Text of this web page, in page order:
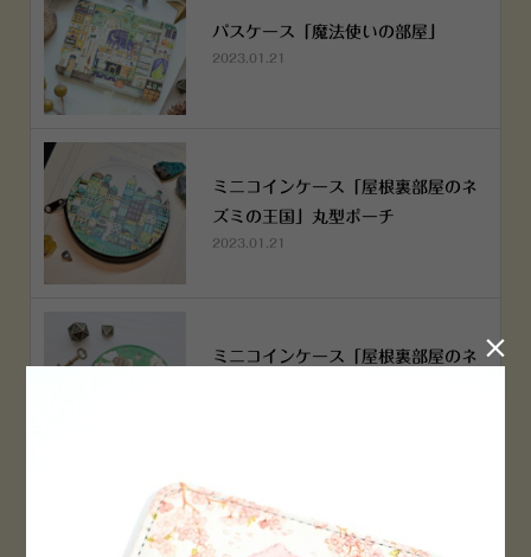
パスケース「魔法使いの部屋」
2023.01.21
ミニコインケース「屋根裏部屋のネ
ズミの王国」丸型ポーチ
2023.01.21
ミニコインケース「屋根裏部屋のネ
横浜赤レンガ倉庫店 12月6日 O
